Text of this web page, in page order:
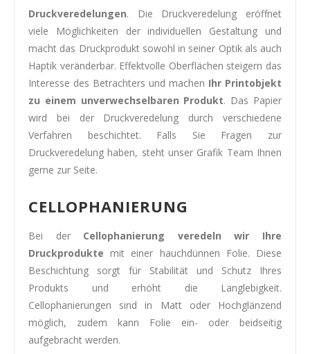
Druckveredelungen. Die Druckveredelung eröffnet
viele Möglichkeiten der individuellen Gestaltung und
macht das Druckprodukt sowohl in seiner Optik als auch
Haptik veränderbar. Effektvolle Oberflächen steigern das
Interesse des Betrachters und machen Ihr Printobjekt
zu einem unverwechselbaren Produkt. Das Papier
wird bei der Druckveredelung durch verschiedene
Verfahren beschichtet. Falls Sie Fragen zur
Druckveredelung haben, steht unser Grafik Team Ihnen
gerne zur Seite.
CELLOPHANIERUNG
Bei der Cellophanierung veredeln wir Ihre
Druckprodukte mit einer hauchdünnen Folie. Diese
Beschichtung sorgt für Stabilität und Schutz Ihres
Produkts und erhöht die Langlebigkeit.
Cellophanierungen sind in Matt oder Hochglänzend
möglich, zudem kann Folie ein- oder beidseitig
aufgebracht werden.